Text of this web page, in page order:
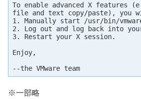
To enable advanced X
file and text copy/paste), you
1. Manually start /usr/bin/
2. Log out and log back into
3. Restart your X session.
Enjoy,
--the VMware team
※一部略